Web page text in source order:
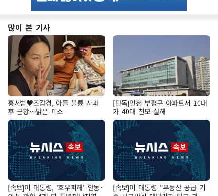
많이 본 기사
홍서범♥조갑경, 아들 불륜 사과
후 근황…밝은 미소
[단독]인천 부평구 아파트서 10대
가 40대 친모 살해
[속보]이 대통령, '호우피해' 안동·
[속보]이 대통령 "부동산 공급 기